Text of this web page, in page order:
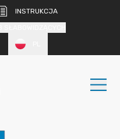
INSTRUKCJA